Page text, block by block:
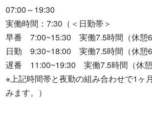
07:00～19:30
実働時間：7:30（＜日勤帯＞
早番　7:00~15:30　実働7.5時間（休憩
日勤　9:30~18:00　実働7.5時間（休憩
遅番　11:00~19:30　実働7.5時間（休憩
※上記時間帯と夜勤の組み合わせで1ヶ
みます。）